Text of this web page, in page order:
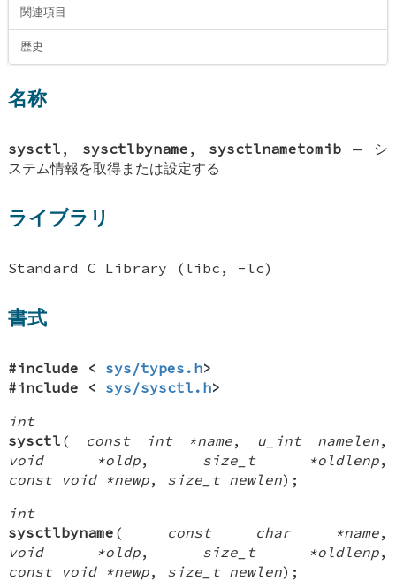
関連項目
歴史
名称
sysctl , sysctlbyname , sysctlnametomib —
シ
ステム情報を取得または設定する
ライブラリ
Standard C Library (libc, -lc)
書式
#include < sys/types.h>
#include < sys/sysctl.h>
int
sysctl ( const int *name, u_int namelen,
void *oldp, size_t *oldlenp,
const void *newp, size_t newlen);
int
sysctlbyname ( const char *name,
void *oldp, size_t *oldlenp,
const void *newp, size_t newlen);